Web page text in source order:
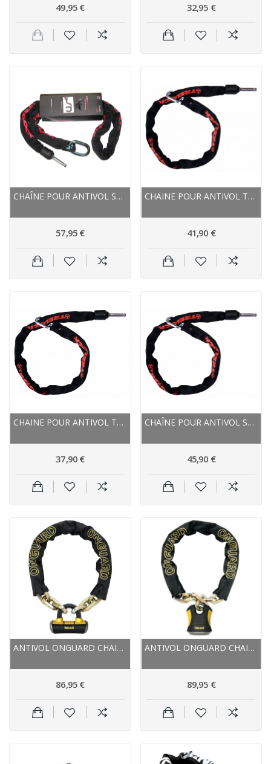
49,95 € 32,95 €
CHAÎNE POUR ANTIVOL SUR CADRE - TRELOCK ZR455...
57,95 €
CHAINE POUR ANTIVOL TRELOCK SUR CADRE ZR455...
41,90 €
CHAINE POUR ANTIVOL TRELOCK SUR CADRE ZR355...
37,90 €
CHAÎNE POUR ANTIVOL SUR CADRE - TRELOCK ZR355...
45,90 €
ANTIVOL ONGUARD CHAINE BEAST 8016 ACIER TRAITÉ...
86,95 €
ANTIVOL ONGUARD CHAINE BEAST 8018 1.80X12
89,95 €